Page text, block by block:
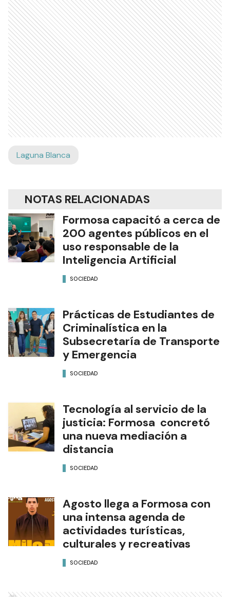
Laguna Blanca
NOTAS RELACIONADAS
Formosa capacitó a cerca de
200 agentes públicos en el
uso responsable de la
Inteligencia Artificial
SOCIEDAD
Prácticas de Estudiantes de
Criminalística en la
Subsecretaría de Transporte
y Emergencia
SOCIEDAD
Tecnología al servicio de la
justicia: Formosa concretó
una nueva mediación a
distancia
SOCIEDAD
Agosto llega a Formosa con
una intensa agenda de
actividades turísticas,
culturales y recreativas
SOCIEDAD
Ads